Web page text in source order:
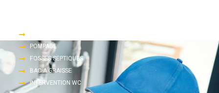
POMPAGE
FOSSES SEPTIQUES
BAC A GRAISSE
INTERVENTION WC